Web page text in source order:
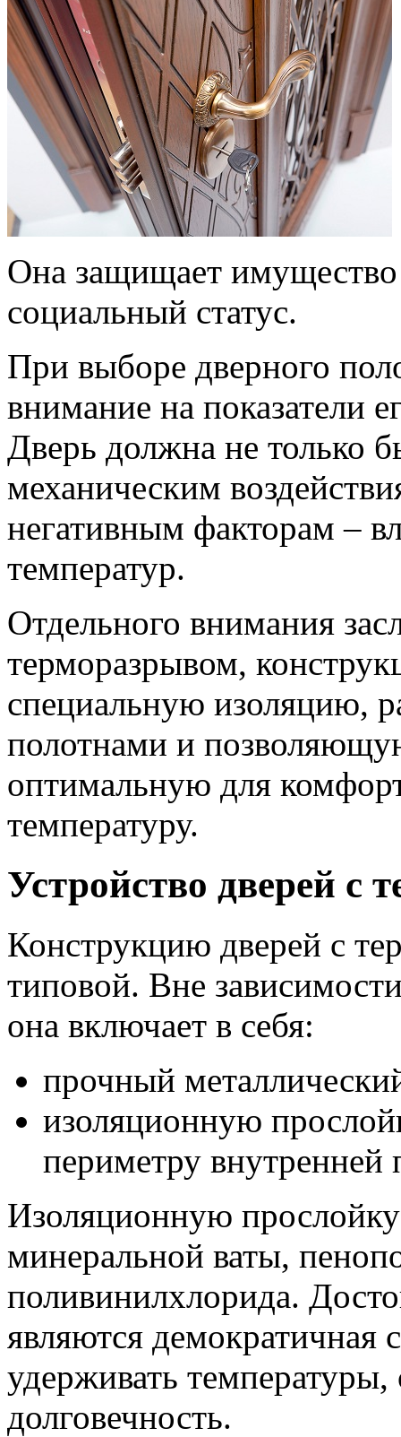
Она защищает имущество
социальный статус.
При выборе дверного
внимание на показатели
Дверь должна не только
механическим
негативным факторам –
температур.
Отдельного внимания
терморазрывом,
специальную изоляцию,
полотнами и
оптимальную для
температуру.
Устройство дверей с
Конструкцию дверей с
типовой. Вне
она включает в себя:
прочный
изоляционную
периметру внутренней
Изоляционную прослойку
минеральной ваты,
поливинилхлорида.
являются демократичная
удерживать температуры,
долговечность.